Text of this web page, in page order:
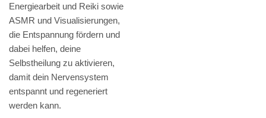
Energiearbeit und Reiki sowie
ASMR und Visualisierungen,
die Entspannung fördern und
dabei helfen, deine
Selbstheilung zu aktivieren,
damit dein Nervensystem
entspannt und regeneriert
werden kann.